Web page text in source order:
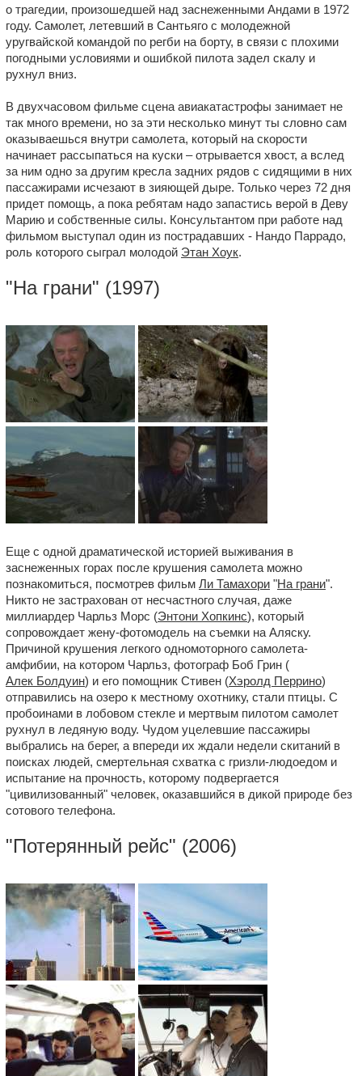
о трагедии, произошедшей над заснеженными Андами в 1972
году. Самолет, летевший в Сантьяго с молодежной
уругвайской командой по регби на борту, в связи с плохими
погодными условиями и ошибкой пилота задел скалу и
рухнул вниз.
В двухчасовом фильме сцена авиакатастрофы занимает не
так много времени, но за эти несколько минут ты словно сам
оказываешься внутри самолета, который на скорости
начинает рассыпаться на куски – отрывается хвост, а вслед
за ним одно за другим кресла задних рядов с сидящими в них
пассажирами исчезают в зияющей дыре. Только через 72 дня
придет помощь, а пока ребятам надо запастись верой в Деву
Марию и собственные силы. Консультантом при работе над
фильмом выступал один из пострадавших - Нандо Паррадо,
роль которого сыграл молодой Этан Хоук.
"На грани" (1997)
Еще с одной драматической историей выживания в
заснеженных горах после крушения самолета можно
познакомиться, посмотрев фильм Ли Тамахори "На грани".
Никто не застрахован от несчастного случая, даже
миллиардер Чарльз Морс (Энтони Хопкинс), который
сопровождает жену-фотомодель на съемки на Аляску.
Причиной крушения легкого одномоторного самолета-
амфибии, на котором Чарльз, фотограф Боб Грин (
Алек Болдуин) и его помощник Стивен (Хэролд Перрино)
отправились на озеро к местному охотнику, стали птицы. С
пробоинами в лобовом стекле и мертвым пилотом самолет
рухнул в ледяную воду. Чудом уцелевшие пассажиры
выбрались на берег, а впереди их ждали недели скитаний в
поисках людей, смертельная схватка с гризли-людоедом и
испытание на прочность, которому подвергается
"цивилизованный" человек, оказавшийся в дикой природе без
сотового телефона.
"Потерянный рейс" (2006)